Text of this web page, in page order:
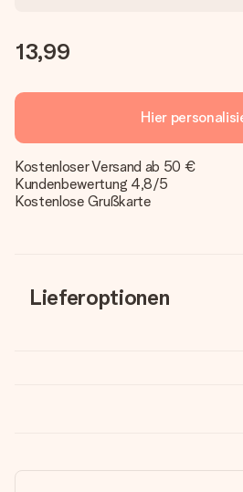
13,99
Hier
Kostenloser Versand ab 50 €
Kundenbewertung 4,8/5
Kostenlose Grußkarte
Lieferoptionen